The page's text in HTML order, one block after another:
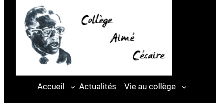
Accueil Actualités Vie au collège